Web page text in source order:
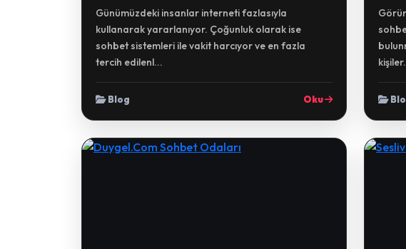
Günümüzdeki insanlar interneti fazlasıyla
kullanarak yararlanıyor. Çoğunluk olarak ise
sohbet sistemleri ile vakit harcıyor ve en fazla
tercih edilenl...
Blog Oku